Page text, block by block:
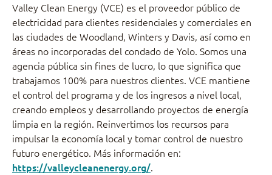
Valley Clean Energy (VCE) es el proveedor público de
electricidad para clientes residenciales y comerciales en
las ciudades de Woodland, Winters y Davis, así como en
áreas no incorporadas del condado de Yolo. Somos una
agencia pública sin fines de lucro, lo que significa que
trabajamos 100% para nuestros clientes. VCE mantiene
el control del programa y de los ingresos a nivel local,
creando empleos y desarrollando proyectos de energía
limpia en la región. Reinvertimos los recursos para
impulsar la economía local y tomar control de nuestro
futuro energético. Más información en:
https://valleycleanenergy.org/.